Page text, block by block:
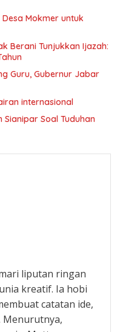
Mokmer untuk
Berani Tunjukkan Ijazah:
Guru, Gubernur Jabar
internasional
Soal Tuduhan
liputan ringan
kreatif. Ia hobi
catatan ide,
Menurutnya,